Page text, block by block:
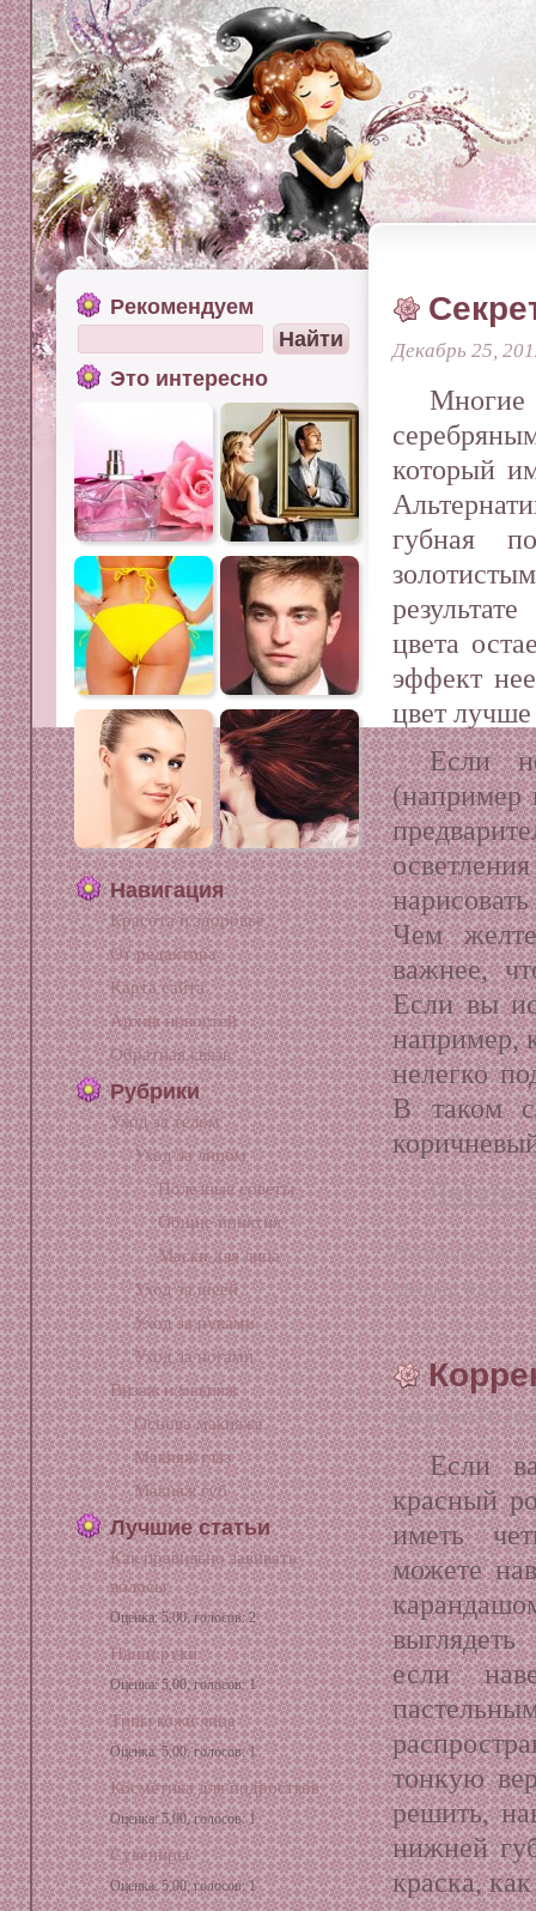
Декабрь 25,
Многие
который
губная
цвета
эффект
цвет лучше
Если
(например
Чем
важнее,
Если вы
например,
нелегко
В таком
Читать
Размещено в:
Метки:блеск,
Декабрь 24,
Если
красный
иметь
можете
выглядеть
если
тонкую
решить,
нижней
краска,
Рекомендуем
Это интересно
Навигация
Красота и здоровье
От редактора
Карта сайта
Архив новостей
Обратная связь
Рубрики
Уход за телом
Уход за лицом
Полезные советы
Общие понятия
Маски для лица
Уход за шеей
Уход за руками
Уход за ногами
Визаж и макияж
Основа макияжа
Макияж глаз
Макияж губ
Лучшие статьи
Как правильно завивать
волосы
Оценка: 5,00, голосов: 2
Наши руки
Оценка: 5,00, голосов: 1
Типы кожи лица
Оценка: 5,00, голосов: 1
Косметика для подростков
Оценка: 5,00, голосов: 1
Сувениры
Оценка: 5,00, голосов: 1